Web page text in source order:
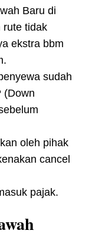
Baru di
rute tidak
ekstra bbm
sudah
(Down
oleh pihak
cancel
pajak.